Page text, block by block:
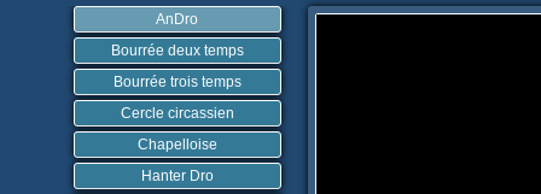
AnDro
Bourrée deux temps
Bourrée trois temps
Cercle circassien
Chapelloise
Hanter Dro